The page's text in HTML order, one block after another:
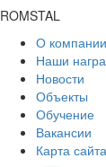
ROMSTAL
О компании
Наши
Новости
Объекты
Обучение
Вакансии
Карта сайта